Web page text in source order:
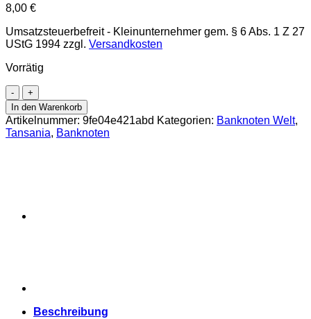
8,00 €
Umsatzsteuerbefreit - Kleinunternehmer gem. § 6 Abs. 1 Z 27
UStG 1994 zzgl. Versandkosten
Vorrätig
Tanzania
-
10
Shilingi
ND(1978),
In den Warenkorb
Artikelnummer: 9fe04e421abd Kategorien: Banknoten Welt,
Tansania, Banknoten
Beschreibung